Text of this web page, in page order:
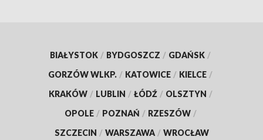
BIAŁYSTOK / BYDGOSZCZ / GDAŃSK /
GORZÓW WLKP. / KATOWICE / KIELCE /
KRAKÓW / LUBLIN / ŁÓDŹ / OLSZTYN /
OPOLE / POZNAŃ / RZESZÓW /
SZCZECIN / WARSZAWA / WROCŁAW